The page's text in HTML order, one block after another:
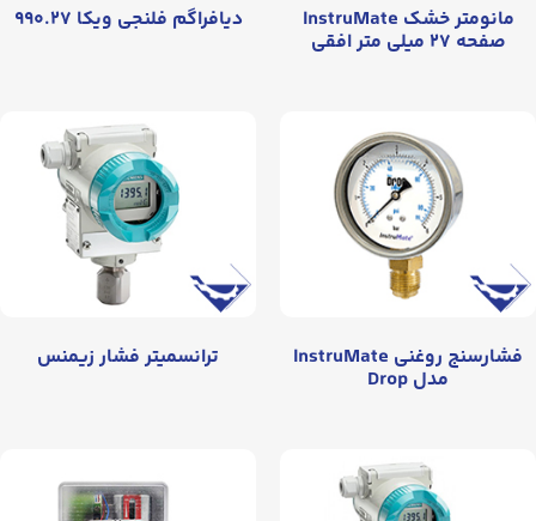
مانومتر خشک InstruMate
صفحه ۲۷ میلی متر افقی
دیافراگم فلنجی ویکا ۹۹۰.۲۷
فشارسنج روغنی InstruMate
مدل Drop
ترانسمیتر فشار زیمنس